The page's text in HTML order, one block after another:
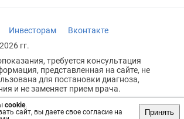
cookie.
сайт, вы даете свое согласие на
Принять
Инвесторам
Вконтакте
гг.
требуется консультация
представленная на сайте, не
для постановки диагноза,
и не заменяет прием врача.
18+